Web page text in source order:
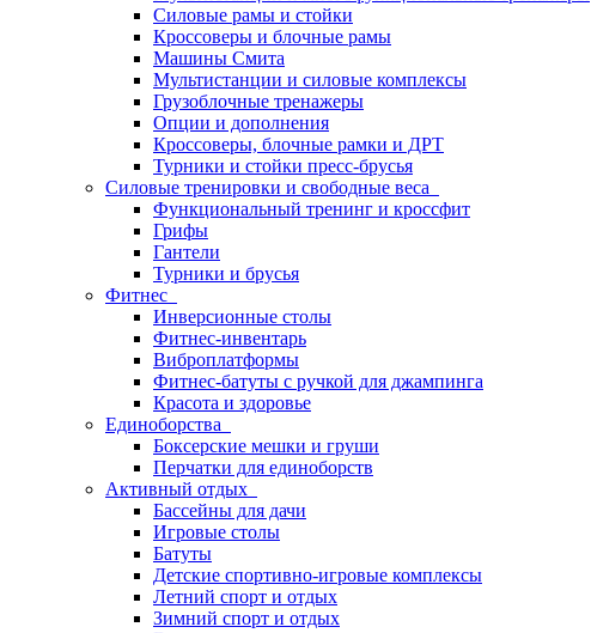
Силовые рамы и стойки
Кроссоверы и блочные рамы
Машины Смита
Мультистанции и силовые комплексы
Грузоблочные тренажеры
Опции и дополнения
Кроссоверы, блочные рамки и ДРТ
Турники и стойки пресс-брусья
Силовые тренировки и свободные веса
Функциональный тренинг и кроссфит
Грифы
Гантели
Турники и брусья
Фитнес
Инверсионные столы
Фитнес-инвентарь
Виброплатформы
Фитнес-батуты с ручкой для джампинга
Красота и здоровье
Единоборства
Боксерские мешки и груши
Перчатки для единоборств
Активный отдых
Бассейны для дачи
Игровые столы
Батуты
Детские спортивно-игровые комплексы
Летний спорт и отдых
Зимний спорт и отдых